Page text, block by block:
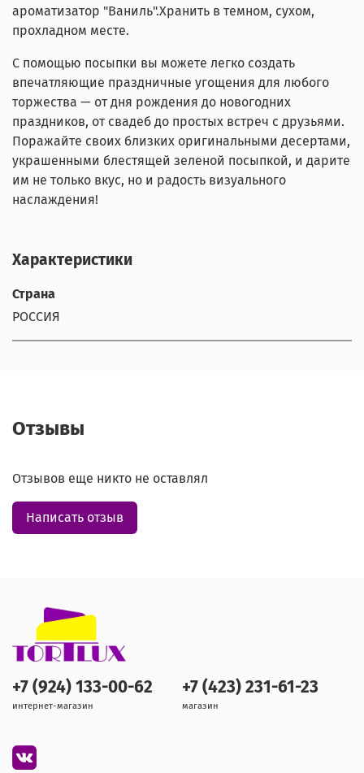
ароматизатор "Ваниль".Хранить в темном, сухом,
прохладном месте.
С помощью посыпки вы можете легко создать
впечатляющие праздничные угощения для любого
торжества — от дня рождения до новогодних
праздников, от свадеб до простых встреч с друзьями.
Поражайте своих близких оригинальными десертами,
украшенными блестящей зеленой посыпкой, и дарите
им не только вкус, но и радость визуального
наслаждения!
Характеристики
Страна
РОССИЯ
Отзывы
Отзывов еще никто не оставлял
Написать отзыв
+7 (924) 133-00-62
интернет-магазин
+7 (423) 231-61-23
магазин